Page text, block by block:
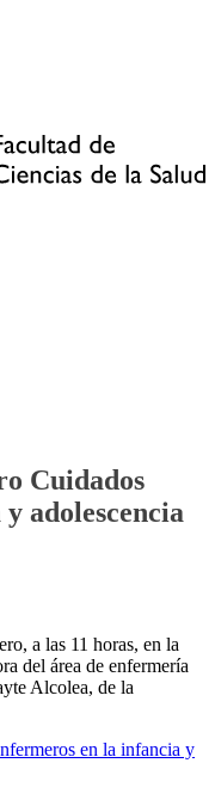
Cuidados
adolescencia
a las 11 horas, en la
del área de enfermería
Alcolea, de la